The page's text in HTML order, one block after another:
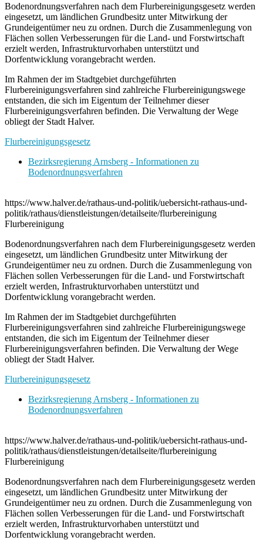
Bodenordnungsverfahren nach dem Flurbereinigungsgesetz werden
eingesetzt, um ländlichen Grundbesitz unter Mitwirkung der
Grundeigentümer neu zu ordnen. Durch die Zusammenlegung von
Flächen sollen Verbesserungen für die Land- und Forstwirtschaft
erzielt werden, Infrastrukturvorhaben unterstützt und
Dorfentwicklung vorangebracht werden.
Im Rahmen der im Stadtgebiet durchgeführten
Flurbereinigungsverfahren sind zahlreiche Flurbereinigungswege
entstanden, die sich im Eigentum der Teilnehmer dieser
Flurbereinigungsverfahren befinden. Die Verwaltung der Wege
obliegt der Stadt Halver.
Flurbereinigungsgesetz
Bezirksregierung Arnsberg - Informationen zu
Bodenordnungsverfahren
https://www.halver.de/rathaus-und-politik/uebersicht-rathaus-und-
politik/rathaus/dienstleistungen/detailseite/flurbereinigung
Flurbereinigung
Bodenordnungsverfahren nach dem Flurbereinigungsgesetz werden
eingesetzt, um ländlichen Grundbesitz unter Mitwirkung der
Grundeigentümer neu zu ordnen. Durch die Zusammenlegung von
Flächen sollen Verbesserungen für die Land- und Forstwirtschaft
erzielt werden, Infrastrukturvorhaben unterstützt und
Dorfentwicklung vorangebracht werden.
Im Rahmen der im Stadtgebiet durchgeführten
Flurbereinigungsverfahren sind zahlreiche Flurbereinigungswege
entstanden, die sich im Eigentum der Teilnehmer dieser
Flurbereinigungsverfahren befinden. Die Verwaltung der Wege
obliegt der Stadt Halver.
Flurbereinigungsgesetz
Bezirksregierung Arnsberg - Informationen zu
Bodenordnungsverfahren
https://www.halver.de/rathaus-und-politik/uebersicht-rathaus-und-
politik/rathaus/dienstleistungen/detailseite/flurbereinigung
Flurbereinigung
Bodenordnungsverfahren nach dem Flurbereinigungsgesetz werden
eingesetzt, um ländlichen Grundbesitz unter Mitwirkung der
Grundeigentümer neu zu ordnen. Durch die Zusammenlegung von
Flächen sollen Verbesserungen für die Land- und Forstwirtschaft
erzielt werden, Infrastrukturvorhaben unterstützt und
Dorfentwicklung vorangebracht werden.